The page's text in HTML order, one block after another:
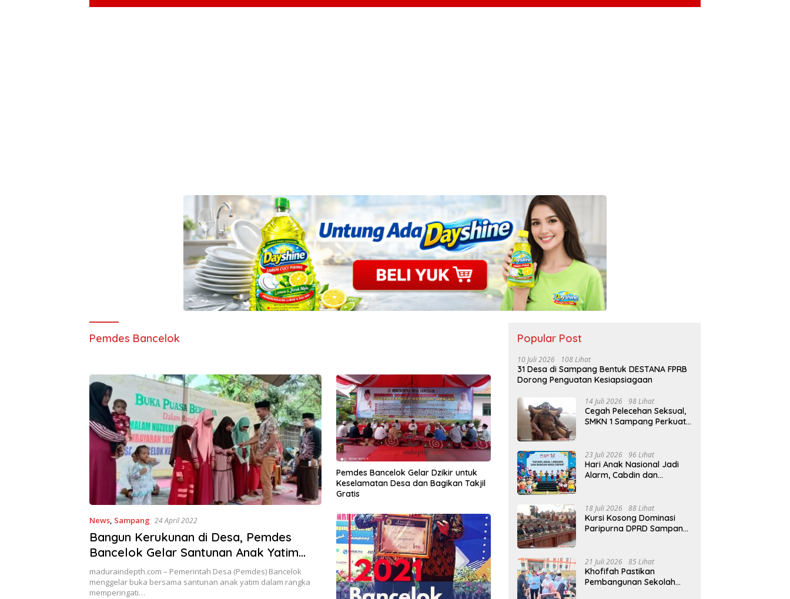
Pemdes Bancelok
News, Sampang 24 April 2022
Bangun Kerukunan di Desa, Pemdes
Bancelok Gelar Santunan Anak Yatim
dan Buka Bersama
maduraindepth.com – Pemerintah Desa (Pemdes) Bancelok
menggelar buka bersama santunan anak yatim dalam rangka
memperingati…
Pemdes Bancelok Gelar Dzikir untuk
Keselamatan Desa dan Bagikan Takjil
Gratis
Popular Post
10 Juli 2026 108 Lihat
31 Desa di Sampang Bentuk DESTANA FPRB
Dorong Penguatan Kesiapsiagaan
14 Juli 2026 98 Lihat
Cegah Pelecehan Seksual,
SMKN 1 Sampang Perkuat
23 Juli 2026 96 Lihat
Hari Anak Nasional Jadi
Alarm, Cabdin dan
Kekerasan Seksual Anak
18 Juli 2026 88 Lihat
Kursi Kosong Dominasi
Paripurna DPRD Sampang,
21 Juli 2026 85 Lihat
Khofifah Pastikan
Pembangunan Sekolah